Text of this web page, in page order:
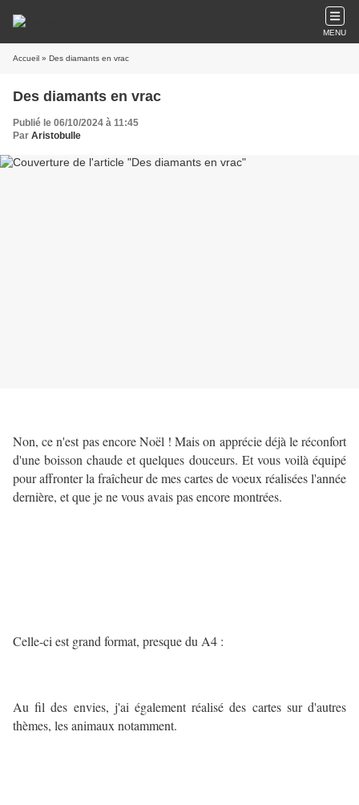
MENU
Accueil » Des diamants en vrac
Des diamants en vrac
Publié le 06/10/2024 à 11:45
Par Aristobulle
Non, ce n'est pas encore Noël ! Mais on apprécie déjà le réconfort
d'une boisson chaude et quelques douceurs. Et vous voilà équipé
pour affronter la fraîcheur de mes cartes de voeux réalisées l'année
dernière, et que je ne vous avais pas encore montrées.
Celle-ci est grand format, presque du A4 :
Au fil des envies, j'ai également réalisé des cartes sur d'autres
thèmes, les animaux notamment.